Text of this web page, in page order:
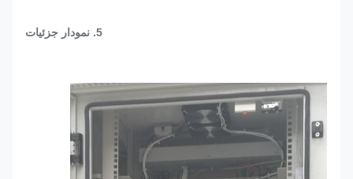
5. نمودار جزئیات